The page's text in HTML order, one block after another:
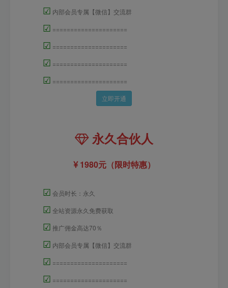
☑ 内部会员专属【微信】交流群
☑ =====================
☑ =====================
☑ =====================
☑ =====================
立即开通
永久合伙人
1980元（限时特惠）
☑ 会员时长：永久
☑ 全站资源永久免费获取
☑ 推广佣金高达70％
☑ 内部会员专属【微信】交流群
☑ =====================
☑ =====================